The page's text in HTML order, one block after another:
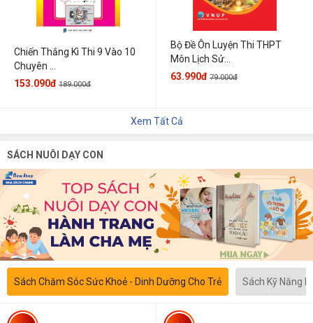
Chiến Thắng Kì Thi 9 Vào 10
Chuyên ...
153.090đ 189.000đ
Bộ Đề Ôn Luyện Thi THPT
Môn Lịch Sử...
63.990đ 79.000đ
Xem Tất Cả
SÁCH NUÔI DẠY CON
Sách Chăm Sóc Sức Khoẻ - Dinh Dưỡng Cho Trẻ Sách Kỹ Năng